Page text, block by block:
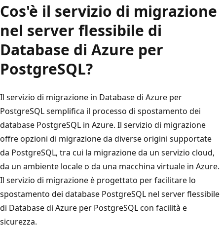
Cos'è il servizio di migrazione
nel server flessibile di
Database di Azure per
PostgreSQL?
Il servizio di migrazione in Database di Azure per
PostgreSQL semplifica il processo di spostamento dei
database PostgreSQL in Azure. Il servizio di migrazione
offre opzioni di migrazione da diverse origini supportate
da PostgreSQL, tra cui la migrazione da un servizio cloud,
da un ambiente locale o da una macchina virtuale in Azure.
Il servizio di migrazione è progettato per facilitare lo
spostamento dei database PostgreSQL nel server flessibile
di Database di Azure per PostgreSQL con facilità e
sicurezza.